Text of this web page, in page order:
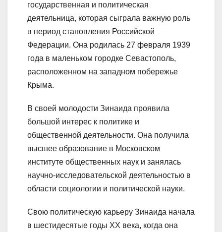
государственная и политическая
деятельница, которая сыграла важную роль
в период становления Российской
Федерации. Она родилась 27 февраля 1939
года в маленьком городке Севастополь,
расположенном на западном побережье
Крыма.
В своей молодости Зинаида проявила
большой интерес к политике и
общественной деятельности. Она получила
высшее образование в Московском
институте общественных наук и занялась
научно-исследовательской деятельностью в
области социологии и политической науки.
Свою политическую карьеру Зинаида начала
в шестидесятые годы XX века, когда она